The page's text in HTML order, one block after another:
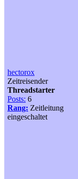
hectorox
Zeitreisender
Threadstarter
Posts: 6
Rang: Zeitleitung
eingeschaltet